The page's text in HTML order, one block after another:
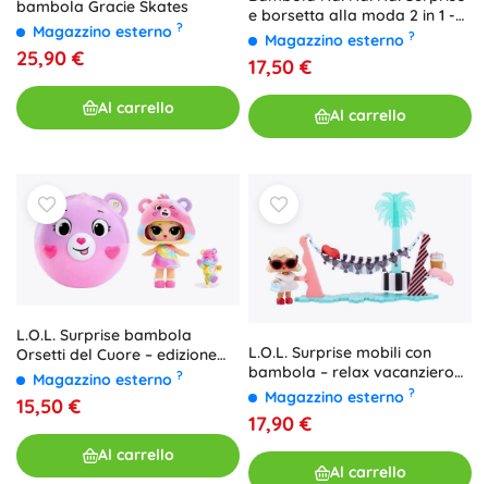
bambola Gracie Skates
Magazzino esterno ?
25,90 €
Al carrello
e borsetta alla moda 2 in 1 -
Gianni Wilde
Magazzino esterno ?
17,50 €
Al carrello
L.O.L. Surprise bambola
Orsetti del Cuore – edizione
da collezione con 7 sorprese
Magazzino esterno ?
15,50 €
Al carrello
L.O.L. Surprise mobili con
bambola – relax vacanziero
Leading Baby, serie 6
Magazzino esterno ?
17,90 €
Al carrello